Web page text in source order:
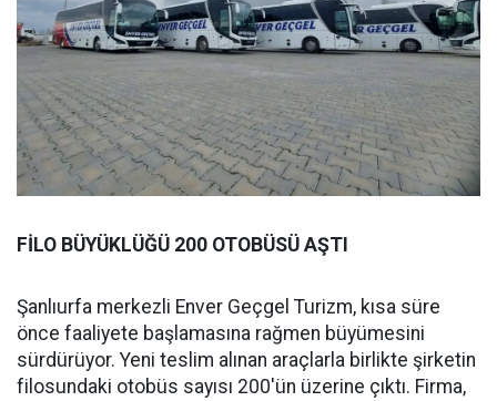
FİLO BÜYÜKLÜĞÜ 200 OTOBÜSÜ AŞTI
Şanlıurfa merkezli Enver Geçgel Turizm, kısa süre
önce faaliyete başlamasına rağmen büyümesini
sürdürüyor. Yeni teslim alınan araçlarla birlikte şirketin
filosundaki otobüs sayısı 200'ün üzerine çıktı. Firma,